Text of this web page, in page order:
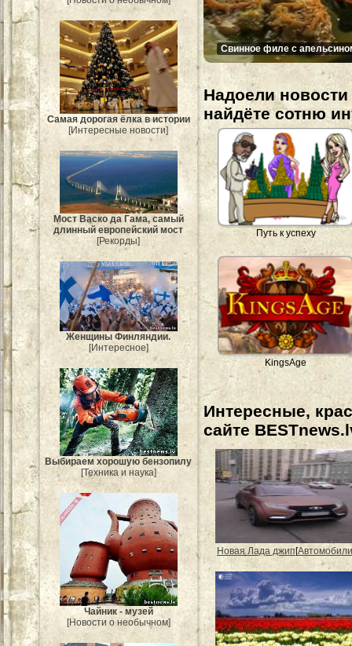
Самая дорогая ёлка в истории
[Интересные новости]
Мост Васко да Гама, самый
длинный европейский мост
[Рекорды]
Женщины Финляндии.
[Интересное]
Выбираем хорошую бензопилу
[Техника и наука]
Чайник - музей
[Новости о необычном]
Свинное филе с
Надоели
найдёте сотню
Путь к успеху
KingsAge
Интересные,
сайте
Новая Лада джип [Автомобили